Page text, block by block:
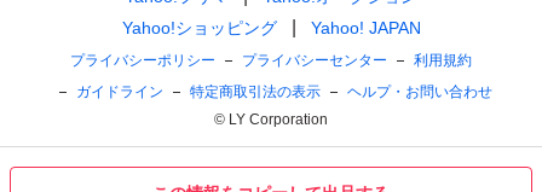
Yahoo!ショッピング
Yahoo! JAPAN
プライバシーポリシー プライバシーセンター
利用規約
ガイドライン
特定商取引法の表示
ヘルプ・お問い合わせ
© LY Corporation